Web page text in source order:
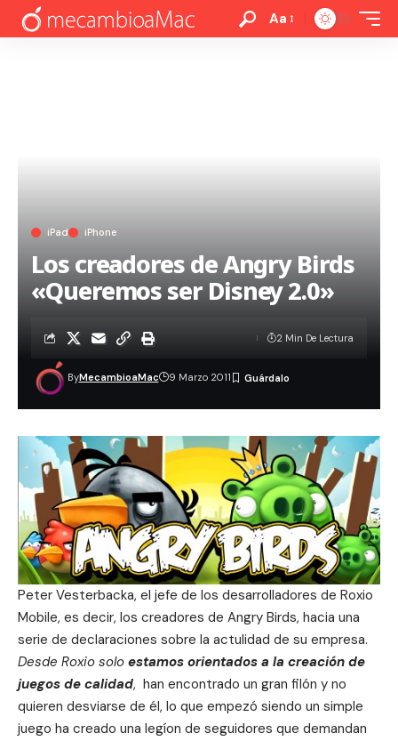
Aa
iPad iPhone
Los creadores de Angry Birds
«Queremos ser Disney 2.0»
ByMecambioaMac 9 Marzo 2011
2 Min De Lectura
Peter Vesterbacka, el jefe de los desarrolladores de Roxio
Mobile, es decir, los creadores de Angry Birds, hacia una
serie de declaraciones sobre la actulidad de su empresa.
Desde Roxio solo estamos orientados a la creación de
juegos de calidad, han encontrado un gran filón y no
quieren desviarse de él, lo que empezó siendo un simple
juego ha creado una legíon de seguidores que demandan